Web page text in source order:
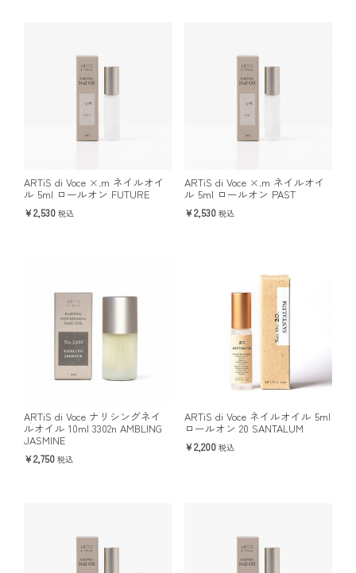
ARTiS di Voce ×.m ネイルオイ
ル 5ml ロールオン FUTURE
2,530 税込
ARTiS di Voce ×.m ネイルオイ
ル 5ml ロールオン PAST
2,530 税込
ARTiS di Voce ナリシングネイ
ルオイル 10ml 3302n AMBLING
JASMINE
2,750 税込
ARTiS di Voce ネイルオイル 5ml
ロールオン 20 SANTALUM
2,200 税込